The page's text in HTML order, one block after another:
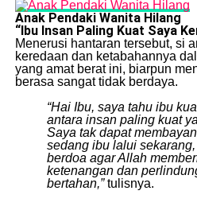
Anak Pendaki Wanita Hilang
“Ibu Insan Paling Kuat Saya
​Menerusi hantaran tersebut, si
keredaan dan ketabahannya
yang amat berat ini, biarpun
berasa sangat tidak berdaya.
“Hai Ibu, saya tahu ibu
antara insan paling kuat
Saya tak dapat
sedang ibu lalui
berdoa agar Allah
ketenangan dan
bertahan,”tulisnya.